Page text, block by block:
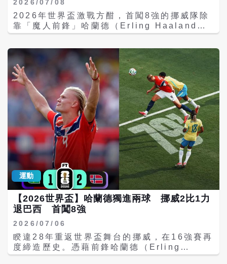
怨，只表示隨著比賽進行，自己能明顯感受到
體能快速流失，再加上炎熱天候，身體已經無
法做出平時熟悉的動作。他坦言，這次世界盃
完全改變了自己的人生，「我想，我們已經讓
盃後，挪威已闊別世界盃28年。多年來，這支
北歐球隊始終無法突破歐洲區資格賽重圍，即
使擁有哈蘭德、厄德高（Martin degaard）
等世界級球星，也始終與世界盃擦肩而過。 直
到本屆賽事，挪威終於完成突破，不僅成功晉
級，更一路挺進八強，締造隊史最佳成績。 主
帥落淚：這是一段英雄般的旅程 比賽結束後，
索巴肯站在場邊久久沒有離開。談到哈蘭德
時，他語氣充滿驕傲，「他已經付出了一
切。」 索巴肯說，整支球隊都展現令人難以置
信的鬥志，尤其哈蘭德不只是進球，更成為隊
友相信自己可以擊敗任何強敵的精神領袖。 他
形容，這是一段「英雄般的旅程」。雖然索巴
肯賽後也對英格蘭追平比分前，皮球是否碰觸
到場內攝影纜線提出質疑，但他並未將失利歸
咎於裁判或運氣，而是選擇肯定球員一路以來
的努力。 國際足壇也普遍對哈蘭德與挪威送上
掌聲。許多媒體指出，雖然挪威止步八強，但
這支球隊展現出的拚戰精神與團隊凝聚力，已
成為本屆世界盃最令人印象深刻的故事之一。
哈蘭德最終未能帶領挪威挺進四強，也未能完
19），平均排名為38.3，在八強八支球隊中排
名最低，代表遭遇對手整體實力相對較弱。 這
意味阿根廷直到八強賽，才首次碰上世界排名
白軍團幾乎完美避開法國、英格蘭、西班牙、
巴西等奪冠熱門，讓外界普遍認為其籤運相當
理想。 包括《Sporting News》、
《NDTV》等多家國際媒體在淘汰賽籤表確定
後，都曾分析阿根廷是所有爭冠熱門中，通往
四強甚至決賽最有利的一隊。由於2026世界盃
採固定淘汰賽籤表，不會因世界排名重新抽
籤，因此各隊實際遭遇哪些對手，完全取決於
分組結果及各隊晉級情況，而非國際足總
（FIFA）於淘汰賽重新安排。 然而，賽程有
利並不代表一路輕鬆。阿根廷在32強面對維德
角，苦戰至延長賽才驚險晉級，16強更是在第
78分鐘仍以1比2落後埃及，最終靠最後13分
鐘連進3球，以3比2完成世界盃史上少見的大
逆轉，顯示即使對手世界排名不高，實戰仍充
滿變數。 哈蘭德率挪威一路硬仗 Opta認證
八強最難賽程 與阿根廷形成強烈對照的，是首
次以世界盃黑馬之姿闖進八強的挪威。哈蘭德
在16強面對五屆冠軍巴西時梅開二度，率隊以
2比1爆冷淘汰奪冠熱門之一，也讓這位曼城射
手正式躍升本屆金靴熱門之一。 不過，根據戰
2026/07/08
2026年世界盃激戰方酣，首闖8強的挪威隊除
靠「魔人前鋒」哈蘭德（Erling Haaland）
在場上火力全開外，場下龐大後勤補給同樣成
挪威足協此次派出3位專屬主廚隨隊赴美，不
僅空運約300公斤鮭魚、鱒魚、大比目魚等海
鮮，還帶來大量挪威起司、果醬、咖啡豆、鬆
餅機等家鄉食材與器具，希望讓球員在異鄉也
能維持熟悉的飲食習慣。 綜合媒體報導，挪威
此次共攜帶約580公斤食材前往美國，包括
300公斤鮭魚與鱒魚、100公斤大比目魚、80
公斤挪威棕色起司及100公斤雅斯伯格起司，
目的並非外界流傳的「不信任美國食物」，而
是希望維持球員飲食的一致性與熟悉感，提升
比賽表現。 報導說，挪威代表隊幾乎是把「挪
威廚房」整套搬到美國，成為本屆世界盃最特
殊的後勤故事之一。 三位主廚備戰54天 每
天四餐照顧近70人 根據《The Athletic》表
示，挪威代表隊共有3位主廚負責整個營隊飲
食，包括埃斯佩蘭（Aron Espeland）、圖
（Christian Karlsson）。 在 Instagram
查看這則貼文 Aron
Espeland（@chef_aronespeland）分享
運動
【2026世界盃】哈蘭德獨進兩球 挪威2比1力
退巴西 首闖8強
2026/07/06
睽違28年重返世界盃舞台的挪威，在16強賽再
度締造歷史。憑藉前鋒哈蘭德（Erling
Haaland）終場前連進兩球，挪威以2比1擊敗